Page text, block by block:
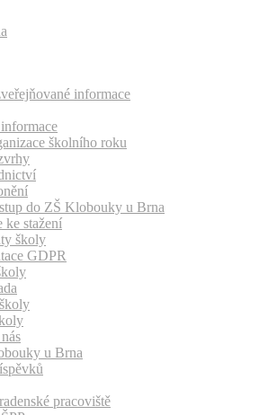
informace
školního roku
do ZŠ Klobouky u Brna
ke stažení
školy
GDPR
u Brna
pracoviště